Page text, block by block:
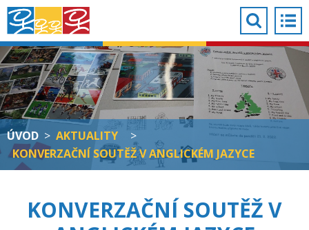
ÚVOD > AKTUALITY
>
KONVERZAČNÍ SOUTĚŽ V ANGLICKÉM JAZYCE
KONVERZAČNÍ SOUTĚŽ V